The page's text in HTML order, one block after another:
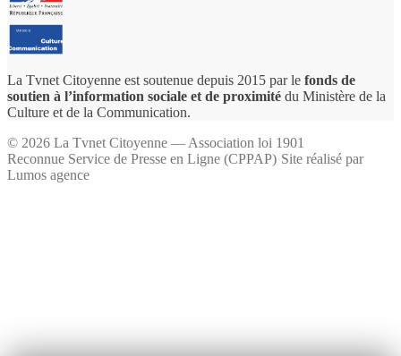
La Tvnet Citoyenne est soutenue depuis 2015 par le fonds de
soutien à l’information sociale et de proximité du Ministère de la
Culture et de la Communication.
© 2026 La Tvnet Citoyenne — Association loi 1901
Reconnue Service de Presse en Ligne (CPPAP)·Site réalisé par
Lumos agence